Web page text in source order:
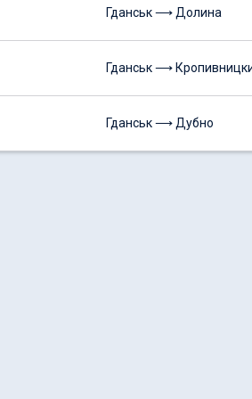
Гданськ ⟶ Долина
Гданськ ⟶
Гданськ ⟶ Дубно